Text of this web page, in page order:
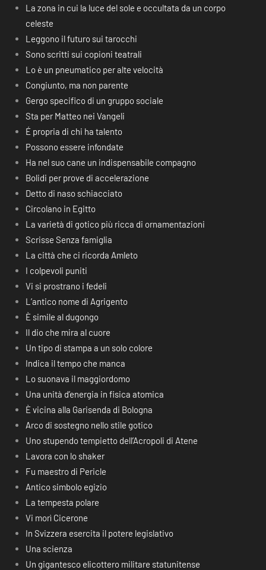
La zona in cui la luce del sole e occultata da un corpo
celeste
Leggono il futuro sui tarocchi
Sono scritti sui copioni teatrali
Lo è un pneumatico per alte velocità
Congiunto, ma non parente
Gergo specifico di un gruppo sociale
Sta per Matteo nei Vangeli
É propria di chi ha talento
Possono essere infondate
Ha nel suo cane un indispensabile compagno
Bolidi per prove di accelerazione
Detto di naso schiacciato
Circolano in Egitto
La varietà di gotico più ricca di ornamentazioni
Scrisse Senza famiglia
La città che ci ricorda Amleto
I colpevoli puniti
Vi si prostrano i fedeli
L’antico nome di Agrigento
È simile al dugongo
Il dio che mira al cuore
Un tipo di stampa a un solo colore
Indica il tempo che manca
Lo suonava il maggiordomo
Una unità d’energia in fisica atomica
È vicina alla Garisenda di Bologna
Arco di sostegno nello stile gotico
Uno stupendo tempietto dell’Acropoli di Atene
Lavora con lo shaker
Fu maestro di Pericle
Antico simbolo egizio
La tempesta polare
Vi morì Cicerone
In Svizzera esercita il potere legislativo
Una scienza
Un gigantesco elicottero militare statunitense